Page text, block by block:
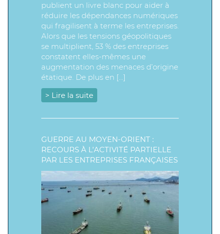
publient un livre blanc pour aider à
réduire les dépendances numériques
qui fragilisent à terme les entreprises.
Alors que les tensions géopolitiques
se multiplient, 53 % des entreprises
constatent elles-mêmes une
augmentation des menaces d’origine
étatique. De plus en […]
> Lire la suite
GUERRE AU MOYEN-ORIENT :
RECOURS À L’ACTIVITÉ PARTIELLE
PAR LES ENTREPRISES FRANÇAISES